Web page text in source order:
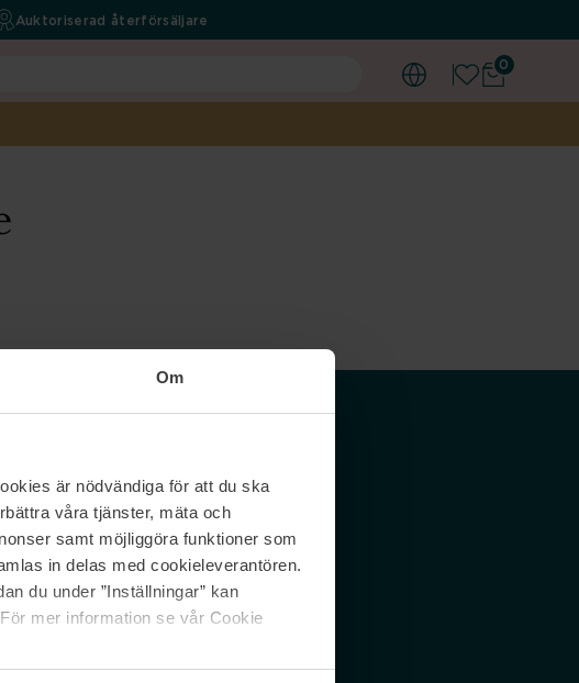
Om
är nödvändiga för att du ska
våra tjänster, mäta och
samt möjliggöra funktioner som
in delas med cookieleverantören.
du under ”Inställningar” kan
mer information se vår Cookie
0
Auktoriserad återförsäljare
oss
frågor & svar
min beställning
Nordicfeel SE
Nordicfeel FI
Nordicfeel NO